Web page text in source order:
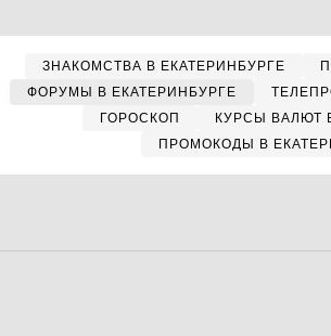
ЗНАКОМСТВА В ЕКАТЕРИНБУРГЕ
ФОРУМЫ В ЕКАТЕРИНБУРГЕ
ГОРОСКОП
КУРСЫ ВАЛЮТ
ПРОМОКОДЫ В